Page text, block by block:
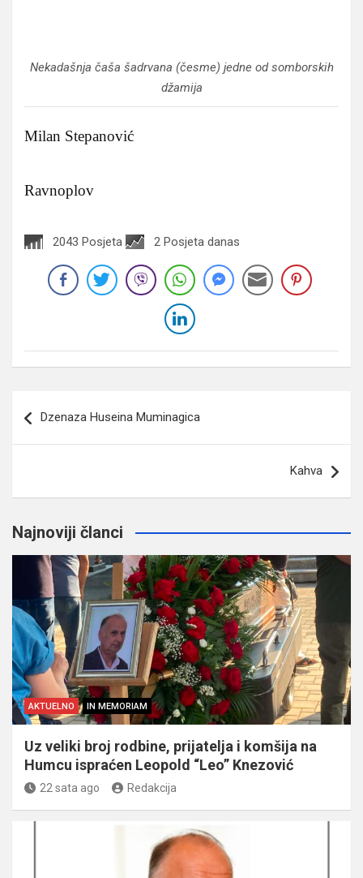
Nekadašnja čaša šadrvana (česme) jedne od somborskih
džamija
Milan Stepanović
Ravnoplov
2043 Posjeta 2 Posjeta danas
članaka
Dzenaza Huseina Muminagica
Kahva
Najnoviji članci
AKTUELNO IN MEMORIAM
Uz veliki broj rodbine, prijatelja i komšija na
Humcu ispraćen Leopold “Leo” Knezović
22 sata ago Redakcija